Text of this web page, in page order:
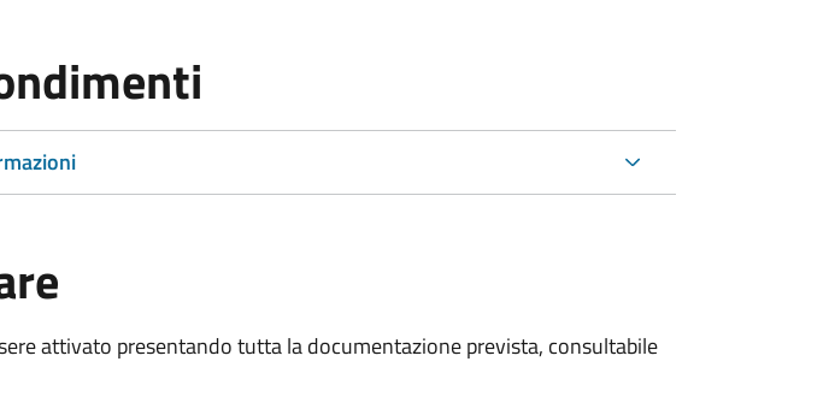
attivato presentando tutta la documentazione prevista, consultabile